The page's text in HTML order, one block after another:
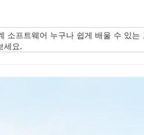
소프트웨어 누구나 쉽게 배울 수 있는
세요.